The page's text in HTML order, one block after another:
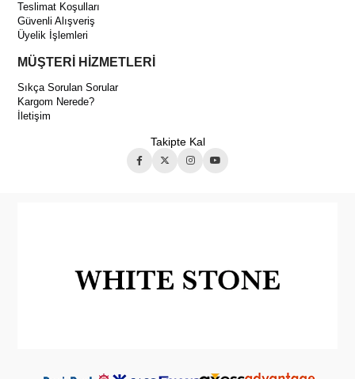
Teslimat Koşulları
Güvenli Alışveriş
Üyelik İşlemleri
MÜŞTERİ HİZMETLERİ
Sıkça Sorulan Sorular
Kargom Nerede?
İletişim
Takipte Kal